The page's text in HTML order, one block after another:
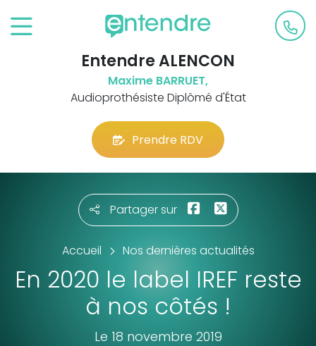
Entendre ALENCON
Maxime BARRUET,
Audioprothésiste Diplômé d'État
Prendre RDV
Partager sur
Accueil Nos dernières actualités
En 2020 le label IREF reste
à nos côtés !
Le 18 novembre 2019